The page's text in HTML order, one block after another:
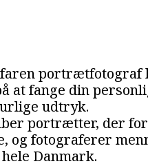
portrætfotograf
at fange din
udtryk.
portrætter, der
og fotograferer
Danmark.